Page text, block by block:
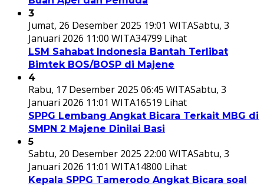
3
Jumat, 26 Desember 2025 19:01 WITASabtu, 3
Januari 2026 11:00 WITA34799 Lihat
LSM Sahabat Indonesia Bantah Terlibat
Bimtek BOS/BOSP di Majene
4
Rabu, 17 Desember 2025 06:45 WITASabtu, 3
Januari 2026 11:01 WITA16519 Lihat
SPPG Lembang Angkat Bicara Terkait MBG di
SMPN 2 Majene Dinilai Basi
5
Sabtu, 20 Desember 2025 22:00 WITASabtu, 3
Januari 2026 11:01 WITA14800 Lihat
Kepala SPPG Tamerodo Angkat Bicara soal